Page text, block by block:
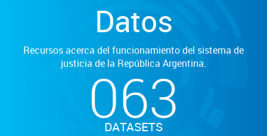
Datos
Recursos acerca del funcionamiento del sistema de
justicia de la República Argentina.
063
DATASETS